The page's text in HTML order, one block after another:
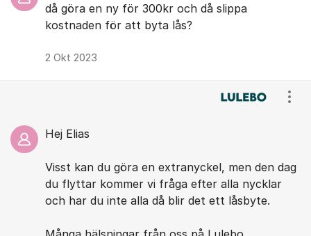
då göra en ny för 300kr och då slippa
kostnaden för att byta lås?
2 Okt 2023
Hej Elias
Visst kan du göra en extranyckel, men den dag
du flyttar kommer vi fråga efter alla nycklar
och har du inte alla då blir det ett låsbyte.